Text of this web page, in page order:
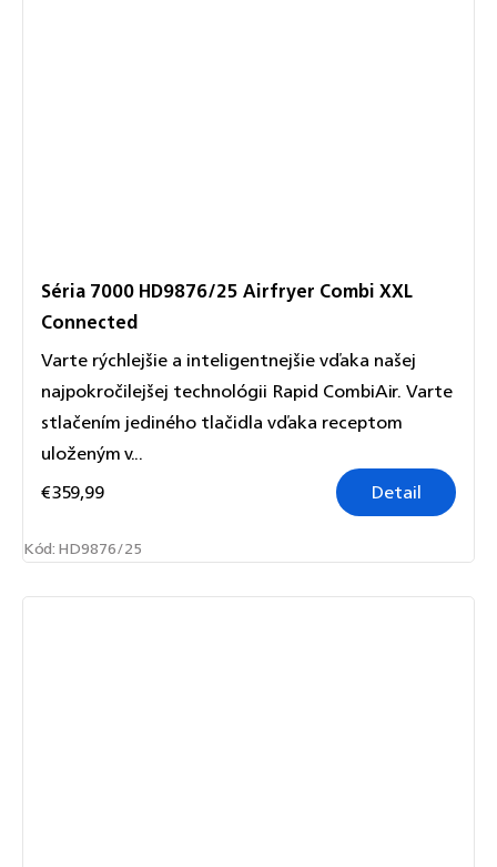
Séria 7000 HD9876/25 Airfryer Combi XXL
Connected
€359,99 Detail
Varte rýchlejšie a inteligentnejšie vďaka našej
najpokročilejšej technológii Rapid CombiAir. Varte
stlačením jediného tlačidla vďaka receptom
uloženým v...
Kód:HD9876/25